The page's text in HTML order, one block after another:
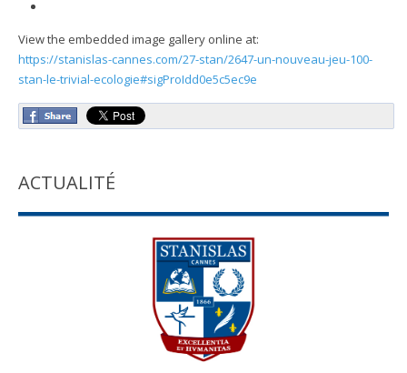
View the embedded image gallery online at:
https://stanislas-cannes.com/27-stan/2647-un-nouveau-jeu-100-
stan-le-trivial-ecologie#sigProIdd0e5c5ec9e
ACTUALITÉ